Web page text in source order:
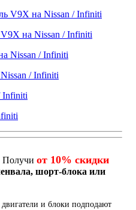
на Nissan / Infiniti
/ Infiniti
Получи от 10% скидки
шорт-блока или
и блоки подподают